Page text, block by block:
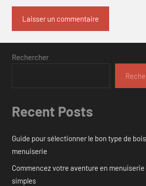
Rechercher
Recent Posts
Guide pour sélectionner le bon type de
menuiserie
Commencez votre aventure en
simples